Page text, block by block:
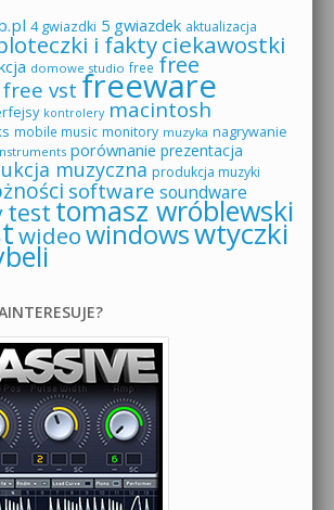
4 gwiazdki 5 gwiazdek aktualizacja
i faktyciekawostki
domowe studio free free
free vst freeware
kontrolery macintosh
mobile music monitory muzyka nagrywanie
porównanie prezentacja
muzyczna produkcja muzyki
software soundware
testtomasz wróblewski
wideowindowswtyczki